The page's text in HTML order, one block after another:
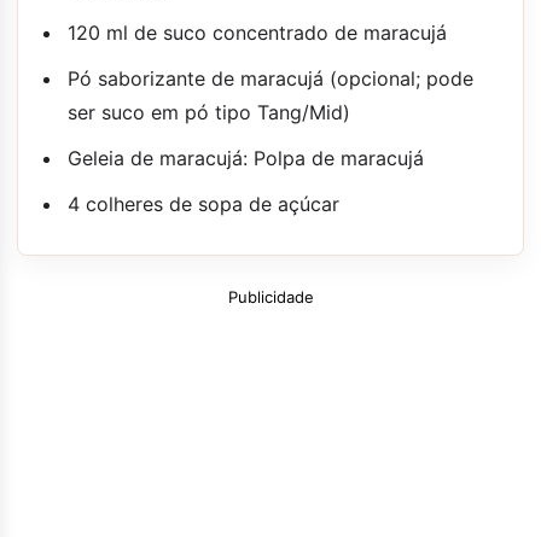
120 ml de suco concentrado de maracujá
Pó saborizante de maracujá (opcional; pode
ser suco em pó tipo Tang/Mid)
Geleia de maracujá: Polpa de maracujá
4 colheres de sopa de açúcar
Publicidade